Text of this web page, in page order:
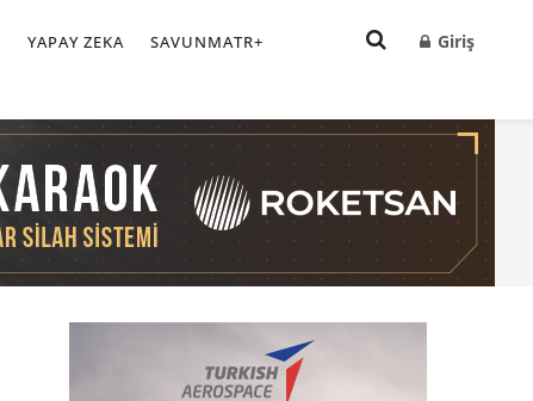
YAPAY ZEKA SAVUNMATR+ Giriş